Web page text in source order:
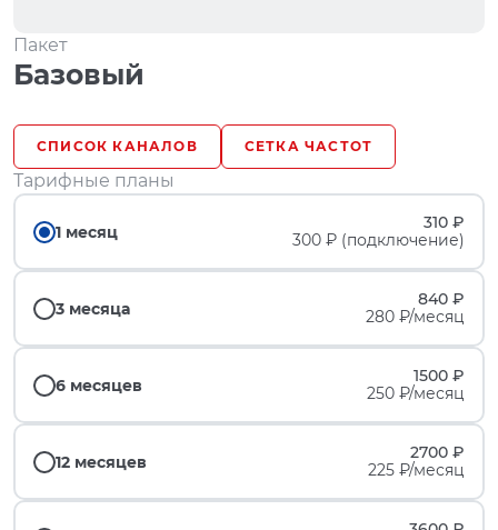
Пакет
Базовый
СПИСОК КАНАЛОВ СЕТКА ЧАСТОТ
Тарифные планы
1 месяц
310 ₽
300 ₽ (подключение)
3 месяца
840 ₽
280 ₽/месяц
6 месяцев
1500 ₽
250 ₽/месяц
12 месяцев
2700 ₽
225 ₽/месяц